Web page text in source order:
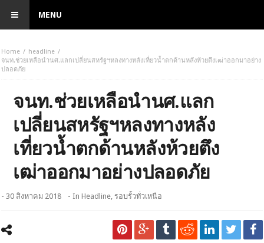
MENU
Home
headline
จนท.ช่วยเหลือนำนศ.แลกเปลี่ยนสหรัฐฯหลงทางหลังเที่ยวน้ำตกด้านหลังห้วยตึงเฒ่าออกมาอย่าง
ปลอดภัย
จนท.ช่วยเหลือนำนศ.แลก
เปลี่ยนสหรัฐฯหลงทางหลัง
เที่ยวน้ำตกด้านหลังห้วยตึง
เฒ่าออกมาอย่างปลอดภัย
- 30 สิงหาคม 2018 - InHeadline, รอบรั้วทั่วเหนือ